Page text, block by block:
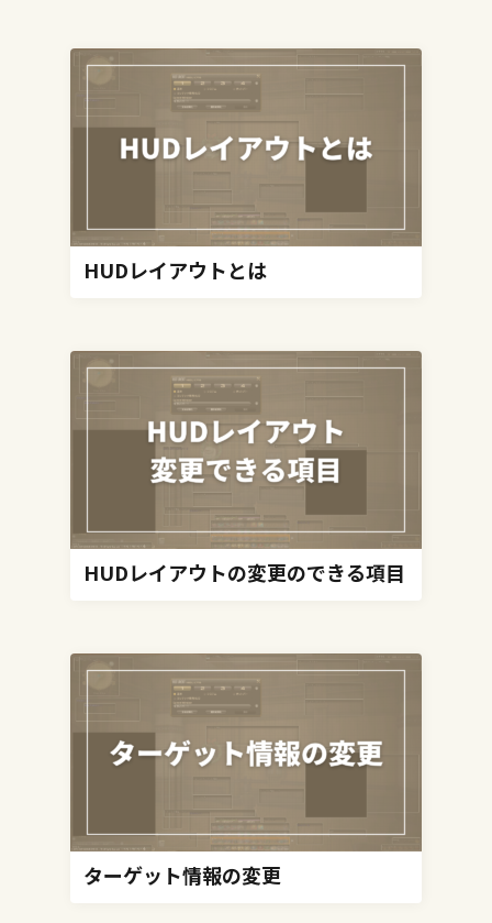
HUDレイアウトとは
HUDレイアウトの変更のできる項目
ターゲット情報の変更